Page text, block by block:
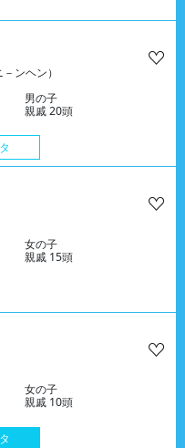
ンヘン）
男の子
親戚 20頭
女の子
親戚 15頭
女の子
親戚 10頭